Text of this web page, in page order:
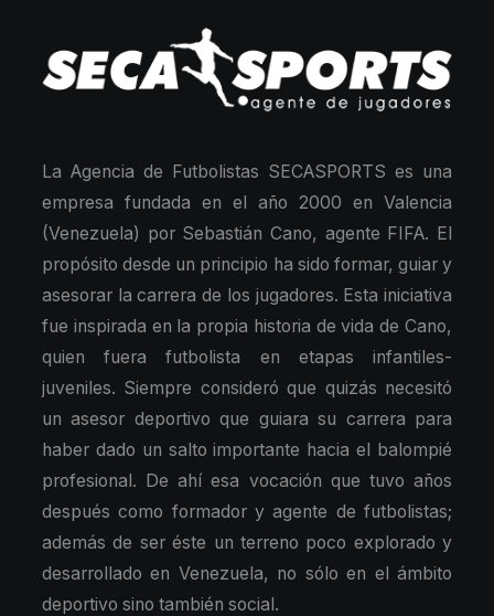
La Agencia de Futbolistas SECASPORTS es una
empresa fundada en el año 2000 en Valencia
(Venezuela) por Sebastián Cano, agente FIFA. El
propósito desde un principio ha sido formar, guiar y
asesorar la carrera de los jugadores. Esta iniciativa
fue inspirada en la propia historia de vida de Cano,
quien fuera futbolista en etapas infantiles-
juveniles. Siempre consideró que quizás necesitó
un asesor deportivo que guiara su carrera para
haber dado un salto importante hacia el balompié
profesional. De ahí esa vocación que tuvo años
después como formador y agente de futbolistas;
además de ser éste un terreno poco explorado y
desarrollado en Venezuela, no sólo en el ámbito
deportivo sino también social.